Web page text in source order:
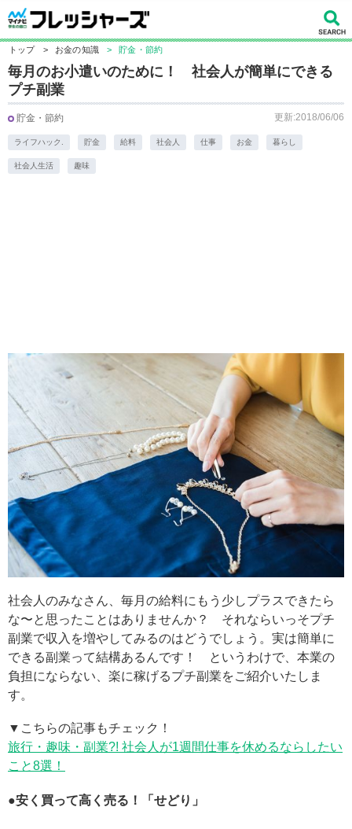
トップ > お金の知識 > 貯金・節約
毎月のお小遣いのために！ 社会人が簡単にできる
プチ副業
貯金・節約 更新:2018/06/06
ライフハック. 貯金 給料 社会人 仕事 お金 暮らし
社会人生活 趣味
社会人のみなさん、毎月の給料にもう少しプラスできたら
な〜と思ったことはありませんか？ それならいっそプチ
副業で収入を増やしてみるのはどうでしょう。実は簡単に
できる副業って結構あるんです！ というわけで、本業の
負担にならない、楽に稼げるプチ副業をご紹介いたしま
す。
▼こちらの記事もチェック！
旅行・趣味・副業?! 社会人が1週間仕事を休めるならしたい
こと8選！
●安く買って高く売る！「せどり」